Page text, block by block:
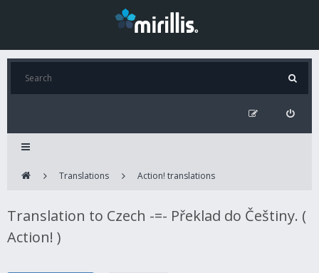
Translations Action! translations
Translation to Czech -=- Překlad do Češtiny. (
Action! )